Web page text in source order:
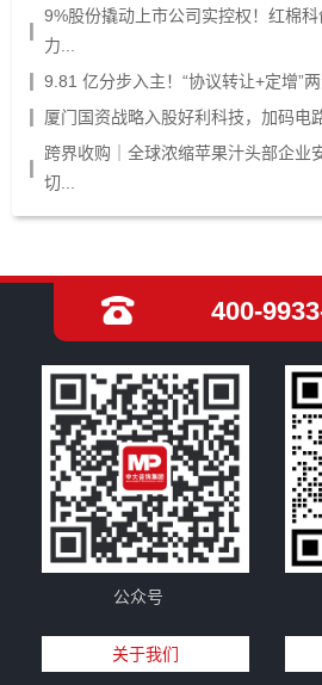
9%股份撬动上市公司实控权！红棉
力...
9.81 亿分步入主！“协议转让+定增”
厦门国资战略入股好利科技，加码电
跨界收购｜全球浓缩苹果汁头部企业
切...
400-
公众号
关于我们